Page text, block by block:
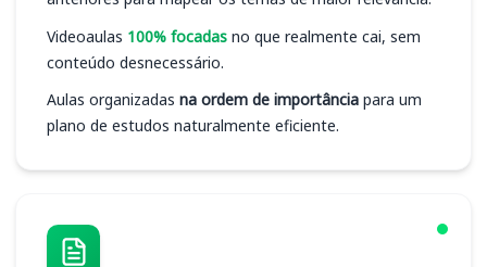
Videoaulas 100% focadas no que realmente cai, sem
conteúdo desnecessário.
Aulas organizadas na ordem de importância para um
plano de estudos naturalmente eficiente.